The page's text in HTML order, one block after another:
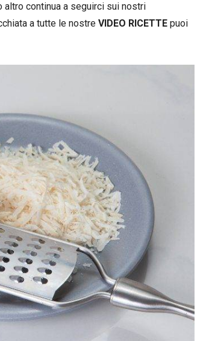
altro continua a seguirci sui nostri
a tutte le nostre VIDEO RICETTE puoi